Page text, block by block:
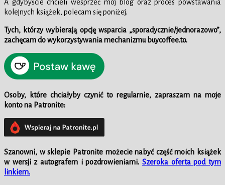
A gdybyście chcieli wesprzeć mój blog oraz proces powstawania
kolejnych książek, polecam się poniżej.
Tych, którzy wybierają opcję wsparcia „sporadycznie/jednorazowo”,
zachęcam do wykorzystywania mechanizmu buycoffee.to.
Osoby, które chciałyby czynić to regularnie, zapraszam na moje
konto na Patronite:
Szanowni, wsklepie Patronite możecie nabyć część moich książek
w wersji z autografem i pozdrowieniami. Szeroka oferta pod tym
linkiem.